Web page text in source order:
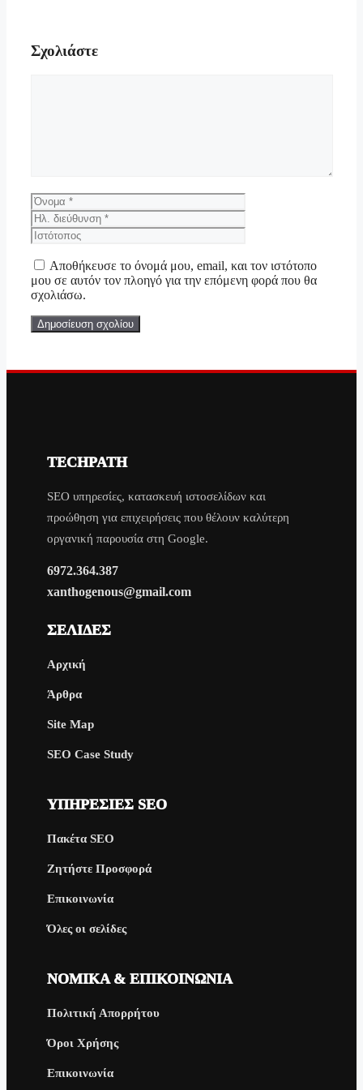
Σχολιάστε
Όνομα
διεύθυνση
Αποθήκευσε το όνομά μου, email, και τον ιστότοπο
μου σε αυτόν τον πλοηγό για την επόμενη φορά που θα
σχολιάσω.
TECHPATH
SEO υπηρεσίες, κατασκευή ιστοσελίδων και
προώθηση για επιχειρήσεις που θέλουν καλύτερη
οργανική παρουσία στη Google.
6972.364.387
xanthogenous@gmail.com
ΣΕΛΊΔΕΣ
Αρχική
Άρθρα
Site Map
SEO Case Study
ΥΠΗΡΕΣΊΕΣ SEO
Πακέτα SEO
Ζητήστε Προσφορά
Επικοινωνία
Όλες οι σελίδες
ΝΟΜΙΚΆ & ΕΠΙΚΟΙΝΩΝΊΑ
Πολιτική Απορρήτου
Όροι Χρήσης
Επικοινωνία